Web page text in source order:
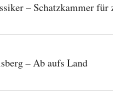
– Schatzkammer für
– Ab aufs Land